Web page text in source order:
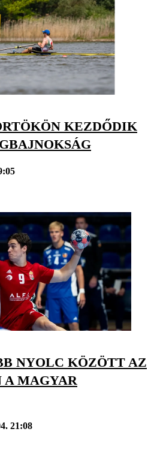
KEZDŐDIK
NYOLC KÖZÖTT AZ
A MAGYAR
21:08